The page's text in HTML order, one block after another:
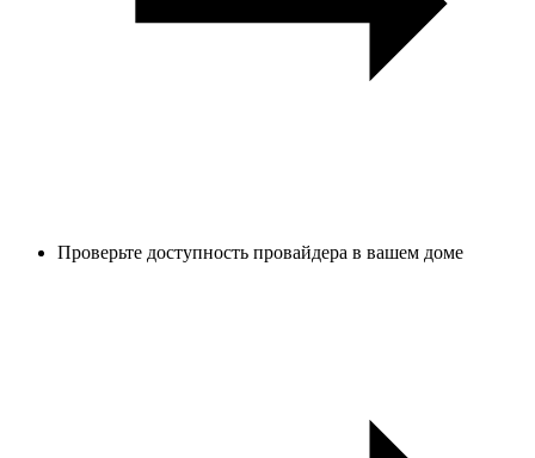
Проверьте доступность провайдера в вашем доме